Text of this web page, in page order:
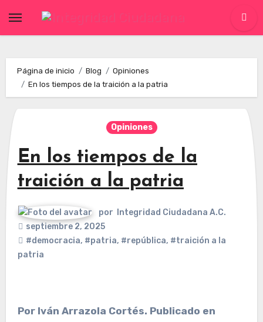
Página de inicio Blog
Opiniones
En los tiempos de la traición a la patria
Opiniones
En los tiempos de la
traición a la patria
por
Integridad Ciudadana A.C.
septiembre 2, 2025
#democracia, #patria, #república, #traición a la
patria
Por Iván Arrazola Cortés. Publicado en